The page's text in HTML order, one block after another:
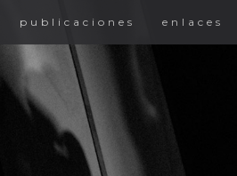
publicaciones enlaces